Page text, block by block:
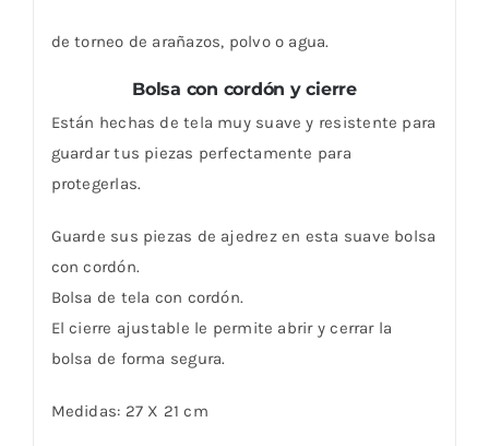
de torneo de arañazos, polvo o agua.
Bolsa con cordón y cierre
Están hechas de tela muy suave y resistente para
guardar tus piezas perfectamente para
protegerlas.
Guarde sus piezas de ajedrez en esta suave bolsa
con cordón.
Bolsa de tela con cordón.
El cierre ajustable le permite abrir y cerrar la
bolsa de forma segura.
Medidas: 27 X 21 cm